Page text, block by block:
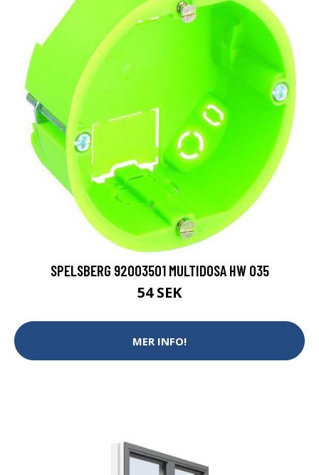
SPELSBERG 92003501 MULTIDOSA HW 035
54 SEK
MER INFO!